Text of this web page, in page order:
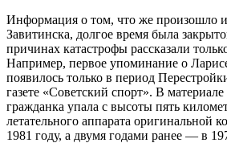
Информация о том, что же произошло
Завитинска, долгое время была
причинах катастрофы рассказали
Например, первое упоминание о
появилось только в период
газете «Советский спорт». В
гражданка упала с высоты пять
летательного аппарата оригинальной
1981 году, а двумя годами ранее — в